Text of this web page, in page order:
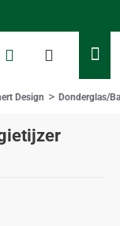
Design Donderglas/